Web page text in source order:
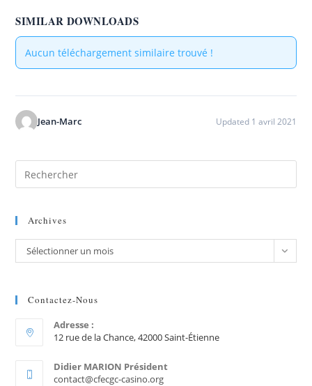
SIMILAR DOWNLOADS
Aucun téléchargement similaire trouvé !
Jean-Marc Updated 1 avril 2021
Archives
Sélectionner un mois
Contactez-Nous
Adresse :
12 rue de la Chance, 42000 Saint-Étienne
Didier MARION Président
contact@cfecgc-casino.org